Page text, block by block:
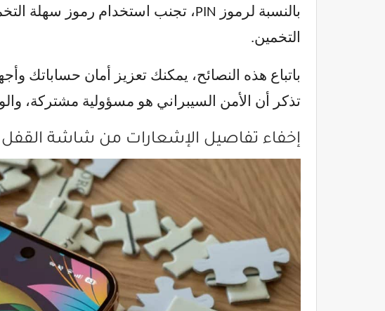
التخمين.
باتباع هذه النصائح، يمكنك تعزيز أمان حساباتك
تذكر أن الأمن السيبراني هو مسؤولية مشتركة،
إخفاء تفاصيل الإشعارات من شاشة القفل